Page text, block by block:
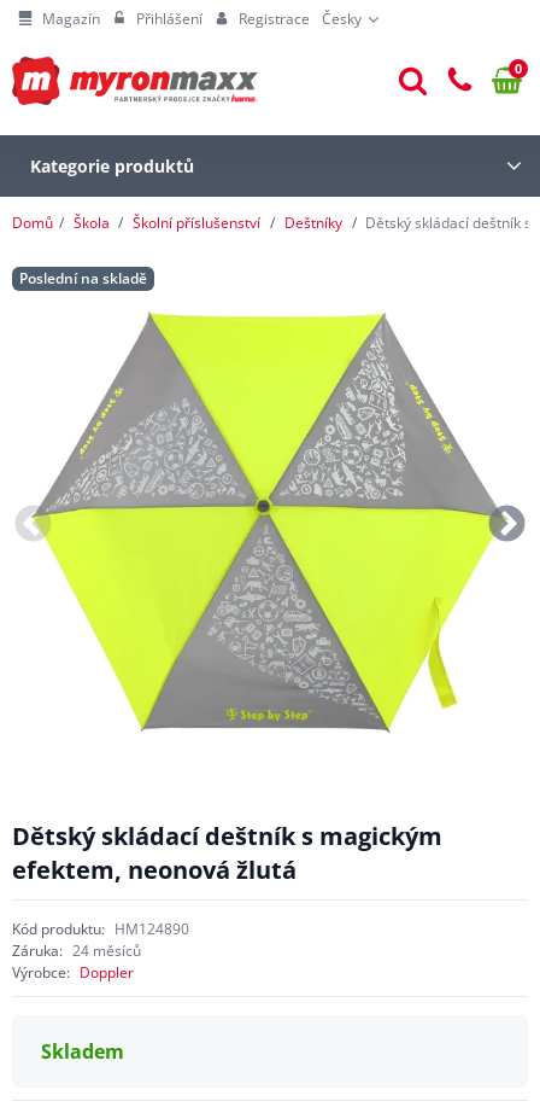
Magazín Přihlášení Registrace Česky
0
Kategorie produktů
Domů Škola Školní příslušenství Deštníky Dětský skládací deštník
Poslední na skladě
Dětský skládací deštník s magickým
efektem, neonová žlutá
Kód produktu: HM124890
Záruka: 24 měsíců
Výrobce: Doppler
Skladem